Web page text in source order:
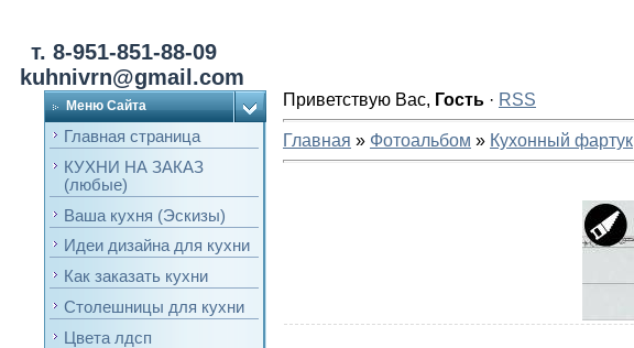
т. 8-951-851-88-09
kuhnivrn@gmail.com
Меню Сайта
Главная страница
КУХНИ НА ЗАКАЗ
(любые)
Ваша кухня (Эскизы)
Идеи дизайна для кухни
Как заказать кухни
Столешницы для кухни
Цвета лдсп
Приветствую Вас, Гость· RSS
Главная » Фотоальбом » Кухонный фартук